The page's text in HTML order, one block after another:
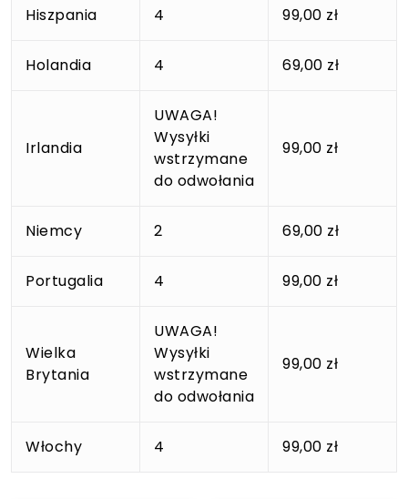
Hiszpania 4 99,00 zł
Holandia 4 69,00 zł
Irlandia
UWAGA!
Wysyłki
wstrzymane
do odwołania
99,00 zł
Niemcy 2 69,00 zł
Portugalia 4 99,00 zł
Wielka
Brytania
UWAGA!
Wysyłki
wstrzymane
do odwołania
99,00 zł
Włochy 4 99,00 zł